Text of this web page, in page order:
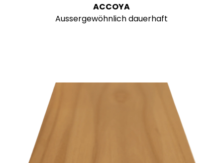
ACCOYA
Aussergewöhnlich dauerhaft